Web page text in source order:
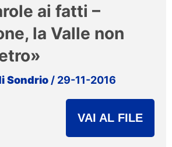
ai fatti –
la Valle non
Sondrio / 29-11-2016
VAI AL FILE